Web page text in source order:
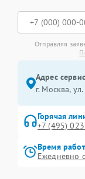
Отправляя
Адрес
г. Москва,
Горячая
+7 (495)
Время
Ежедневно